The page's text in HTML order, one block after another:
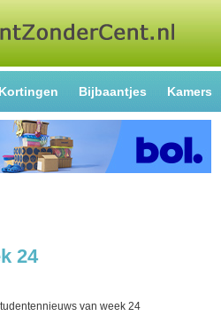
Kortingen Bijbaantjes Kamers
24
van week 24